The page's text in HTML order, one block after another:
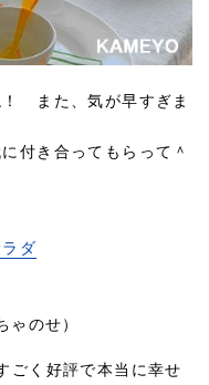
また、気が早すぎま
付き合ってもらって＾
ダ
ゃのせ）
く好評で本当に幸せ